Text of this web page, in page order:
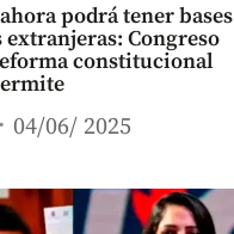
podrá tener bases
Congreso
constitucional
04/06/ 2025